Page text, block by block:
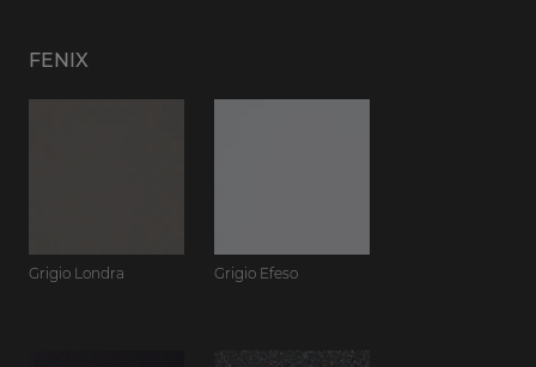
FENIX
Grigio Londra Grigio Efeso